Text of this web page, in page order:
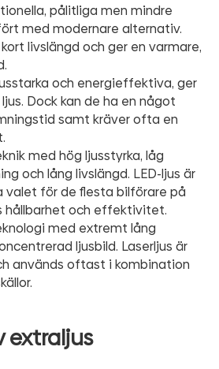
pålitliga men mindre
med modernare alternativ.
livslängd och ger en varmare,
och energieffektiva, ger
Dock kan de ha en något
samt kräver ofta en
med hög ljusstyrka, låg
och lång livslängd. LED-ljus är
för de flesta bilförare på
hållbarhet och effektivitet.
med extremt lång
ljusbild. Laserljus är
används oftast i kombination
extraljus